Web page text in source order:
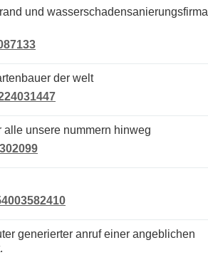
der welt
alle unsere nummern hinweg